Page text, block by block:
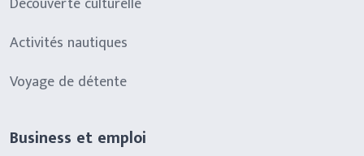
Activités nautiques
Voyage de détente
Business et emploi